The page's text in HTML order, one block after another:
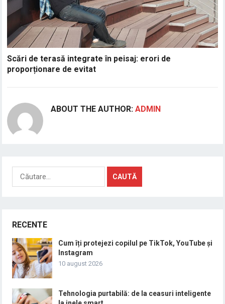
Scări de terasă integrate în peisaj: erori de
proporționare de evitat
ABOUT THE AUTHOR:ADMIN
Caută
după:
RECENTE
Cum îți protejezi copilul pe TikTok, YouTube și
Instagram
10 august 2026
Tehnologia purtabilă: de la ceasuri inteligente